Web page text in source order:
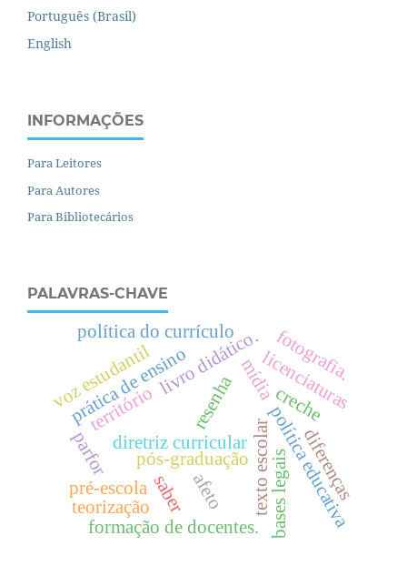
Português (Brasil)
English
INFORMAÇÕES
Para Leitores
Para Autores
Para Bibliotecários
PALAVRAS-CHAVE
resenha
território
diretriz curricular
prática de ensino
texto escolar
pós-graduação
saber política educativa
mídia
livro didático.licenciaturas
parfor
voz estudantil
pré-escola
creche
bases legais
formação de docentes.
política do currículo fotografia.
teorização
diferenças
afeto